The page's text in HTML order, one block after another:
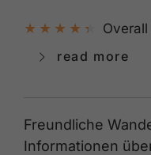
read more
Freundliche
Informationen